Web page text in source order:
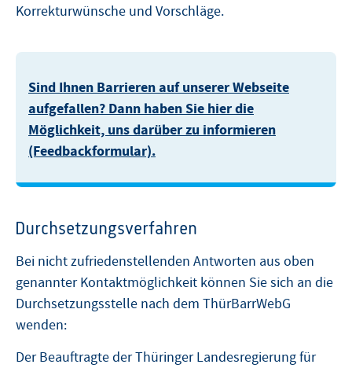
Korrekturwünsche und Vorschläge.
Sind Ihnen Barrieren auf unserer Webseite
aufgefallen? Dann haben Sie hier die
Möglichkeit, uns darüber zu informieren
(Feedbackformular).
Durchsetzungsverfahren
Bei nicht zufriedenstellenden Antworten aus oben
genannter Kontaktmöglichkeit können Sie sich an die
Durchsetzungsstelle nach dem ThürBarrWebG
wenden:
Der Beauftragte der Thüringer Landesregierung für